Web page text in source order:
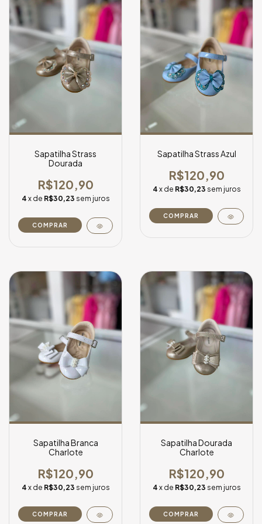
Sapatilha Strass
Dourada
R$120,90
4 x de R$30,23 sem juros
COMPRAR
Sapatilha Strass Azul
R$120,90
4 x de R$30,23 sem juros
COMPRAR
Sapatilha Branca
Charlote
R$120,90
4 x de R$30,23 sem juros
COMPRAR
Sapatilha Dourada
Charlote
R$120,90
4 x de R$30,23 sem juros
COMPRAR